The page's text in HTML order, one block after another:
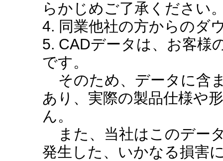
らかじめご了承ください
4. 同業他社の方からのダ
5. CADデータは、お客様
です。
そのため、データに含
あり、実際の製品仕様や
ん。
また、当社はこのデー
発生した、いかなる損害